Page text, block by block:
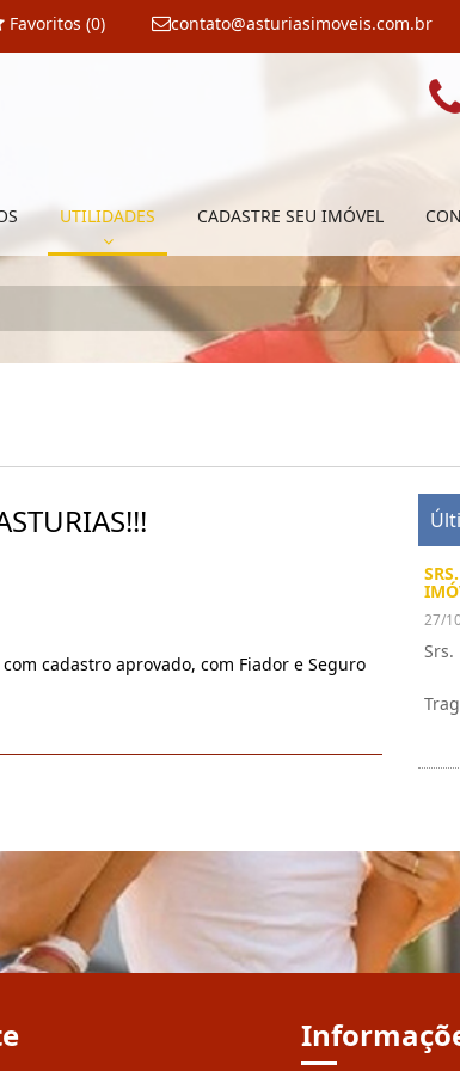
contato@asturiasimoveis.com.br
Favoritos (0)
UTILIDADES CADASTRE SEU IMÓVEL
cadastro aprovado, com Fiador e Seguro
27/
Srs.